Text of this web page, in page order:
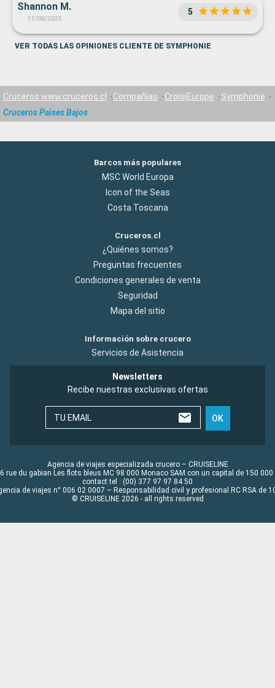
Shannon M.
11/06/2023
5
VER TODAS LAS OPINIONES CLIENTE DE SYMPHONIE
Cruceros www.cruceros.cl Compañías CroisiEurope
Symphonie
Cruceros Paises Bajos
Barcos más populares
MSC World Europa
Icon of the Seas
Costa Toscana
Cruceros.cl
¿Quiénes somos?
Preguntas frecuentes
Condiciones generales de venta
Seguridad
Mapa del sitio
Información sobre crucero
Servicios de Asistencia
Newsletters
Recibe nuestras exclusivas ofertas
TU EMAIL OK
Agencia de viajes especializada crucero – CRUISELINE
rue du gabian Les flots bleus MC 98 000 Monaco SAM con un capital de 150 000
contact tel : (00) 377 97 97 84 50
de viajes n° 006 02 0007 – Responsabilidad civil y profesional RC RSA de
© CRUISELINE 2026 - all rights reserved